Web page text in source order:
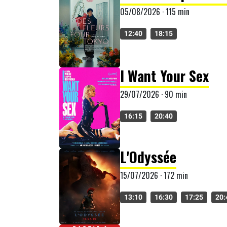
05/08/2026 · 115 min
12:40 18:15
I Want Your Sex
29/07/2026 · 90 min
16:15 20:40
L'Odyssée
15/07/2026 · 172 min
13:10 16:30 17:25